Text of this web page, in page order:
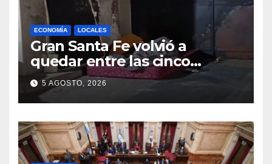
ECONOMÍA LOCALES
Gran Santa Fe volvió a
quedar entre las cinco
regiones con más pobreza
del país
5 AGOSTO, 2026